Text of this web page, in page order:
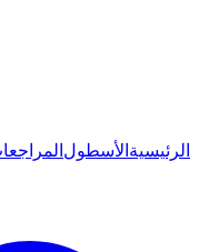
الرئيسية الأسطول